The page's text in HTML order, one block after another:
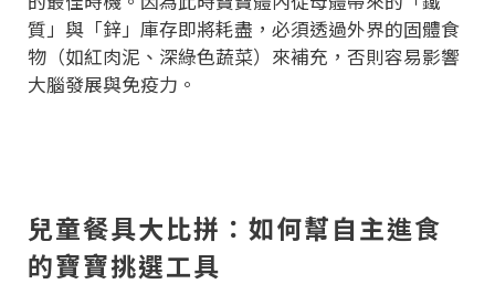
質」與「鋅」庫存即將耗盡，必須透過外界的固體食
物（如紅肉泥、深綠色蔬菜）來補充，否則容易影響
大腦發展與免疫力。
兒童餐具大比拼：如何幫自主進食
的寶寶挑選工具